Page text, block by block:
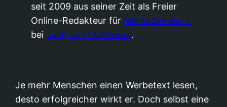
seit 2009 aus seiner Zeit als Freier
Online-Redakteur für Mercedes-Benz
beiJung von Matt/next.
Je mehr Menschen einen Werbetext lesen,
desto erfolgreicher wirkt er. Doch selbst eine